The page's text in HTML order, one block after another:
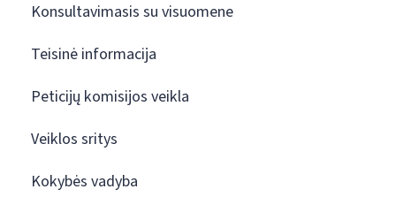
Konsultavimasis su visuomene
Teisinė informacija
Peticijų komisijos veikla
Veiklos sritys
Kokybės vadyba